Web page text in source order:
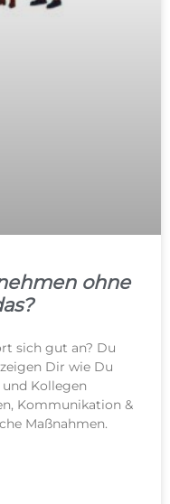
ohne
sich gut an? Du
Dir wie Du
Kollegen
Kommunikation &
Maßnahmen.